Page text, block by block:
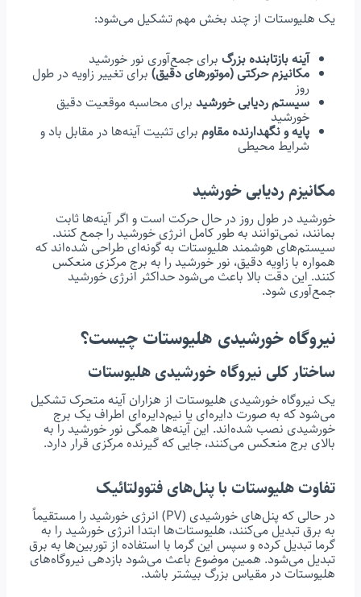
یک هلیوستات از چند بخش مهم تشکیل می‌شود:
آینه بازتابنده بزرگ برای جمع‌آوری نور خورشید
مکانیزم حرکتی (موتورهای دقیق) برای تغییر زاویه در طول
روز
سیستم ردیابی خورشید برای محاسبه موقعیت دقیق
خورشید
پایه و نگهدارنده مقاوم برای تثبیت آینه‌ها در مقابل باد و
شرایط محیطی
مکانیزم ردیابی خورشید
خورشید در طول روز در حال حرکت است و اگر آینه‌ها ثابت
بمانند، نمی‌توانند به طور کامل انرژی خورشید را جمع کنند.
سیستم‌های هوشمند هلیوستات به گونه‌ای طراحی شده‌اند که
همواره با زاویه دقیق، نور خورشید را به برج مرکزی منعکس
کنند. این دقت بالا باعث می‌شود حداکثر انرژی خورشید
جمع‌آوری شود.
نیروگاه خورشیدی هلیوستات چیست؟
ساختار کلی نیروگاه خورشیدی هلیوستات
یک نیروگاه خورشیدی هلیوستات از هزاران آینه متحرک تشکیل
می‌شود که به صورت دایره‌ای یا نیم‌دایره‌ای اطراف یک برج
خورشیدی نصب شده‌اند. این آینه‌ها همگی نور خورشید را به
بالای برج منعکس می‌کنند، جایی که گیرنده مرکزی قرار دارد.
تفاوت هلیوستات با پنل‌های فتوولتائیک
در حالی که پنل‌های خورشیدی (PV) انرژی خورشید را مستقیماً
به برق تبدیل می‌کنند، هلیوستات‌ها ابتدا انرژی خورشید را به
گرما تبدیل کرده و سپس این گرما با استفاده از توربین‌ها به برق
تبدیل می‌شود. همین موضوع باعث می‌شود بازدهی نیروگاه‌های
هلیوستات در مقیاس بزرگ بیشتر باشد.